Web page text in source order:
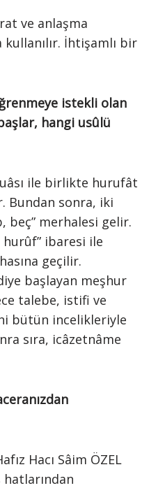
ve anlaşma
İhtişamlı bir
istekli olan
hangi usûlü
ile birlikte hurufât
Bundan sonra, iki
beç” merhalesi gelir.
hurûf” ibaresi ile
geçilir.
başlayan meşhur
talebe, istifi ve
bütün incelikleriyle
sıra, icâzetnâme
Hacı Sâim ÖZEL
hatlarından